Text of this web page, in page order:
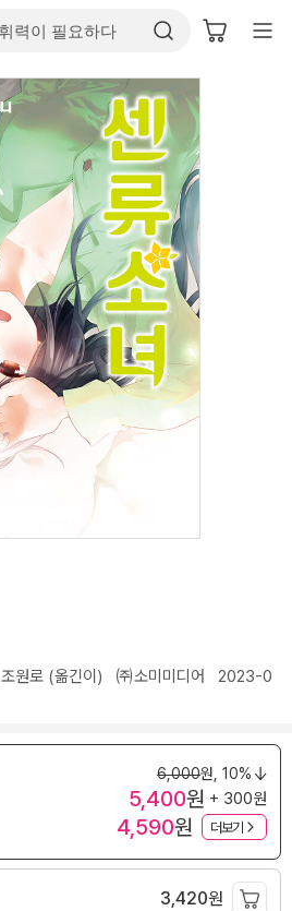
조원로 (옮긴이) ㈜소미미디어
2023-0
6,000원, 10%
5,400원 + 300원
4,590원 더보기
3,420원